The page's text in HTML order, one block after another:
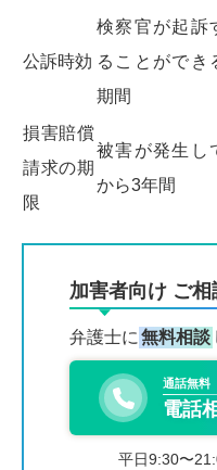
公訴時効
検察官が起訴
ることができ
期間
損害賠償
請求の期
限
被害が発生し
から3年間
加害者向け ご相
弁護士に 無料相談
通話無料
電話
平日9:30〜